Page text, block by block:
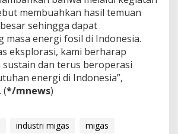
membuahkan hasil temuan
sehingga dapat
masa energi fosil di Indonesia.
eksplorasi, kami berharap
dan terus beroperasi
energi di Indonesia”,
(*/mnews)
industri migas
migas